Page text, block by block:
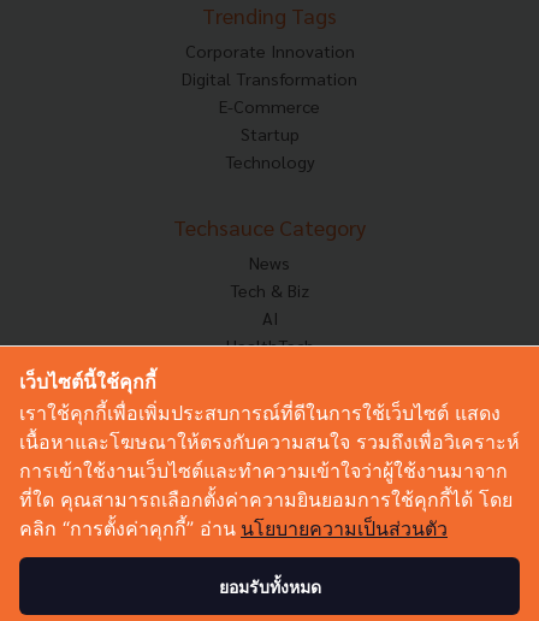
Trending Tags
Corporate Innovation
Digital Transformation
E-Commerce
Startup
Technology
Techsauce Category
News
Tech & Biz
AI
HealthTech
Corp Innov
Saucy Thoughts
Sustainable
Videos
Podcast
เว็บไซต์นี้ใช้คุกกี้
เราใช้คุกกี้เพื่อเพิ่มประสบการณ์ที่ดีในการใช้เว็บไซต์ แสดง
เนื้อหาและโฆษณาให้ตรงกับความสนใจ รวมถึงเพื่อวิเคราะห์
การเข้าใช้งานเว็บไซต์และทำความเข้าใจว่าผู้ใช้งานมาจาก
ที่ใด คุณสามารถเลือกตั้งค่าความยินยอมการใช้คุกกี้ได้ โดย
คลิก “การตั้งค่าคุกกี้” อ่าน นโยบายความเป็นส่วนตัว
ยอมรับทั้งหมด